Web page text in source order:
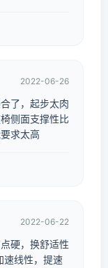
2022-06-26
了，起步太肉
侧面支撑性比
求太高
2022-06-22
硬，换舒适性
速线性，提速